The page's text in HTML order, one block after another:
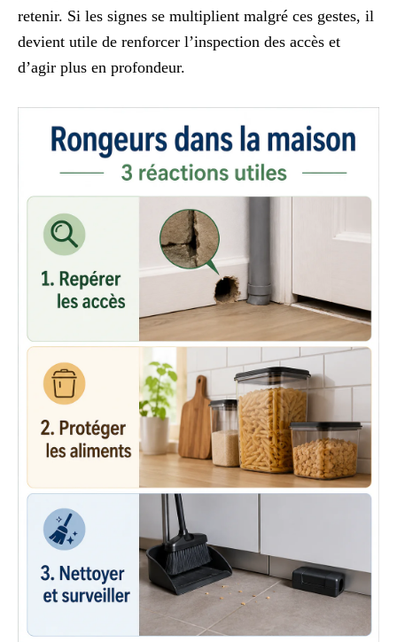
retenir. Si les signes se multiplient malgré ces gestes, il
devient utile de renforcer l’inspection des accès et
d’agir plus en profondeur.